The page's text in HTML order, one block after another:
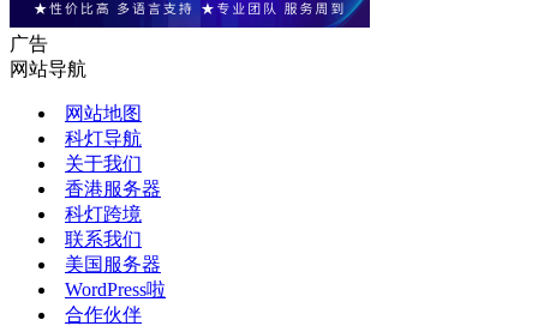
广告
网站导航
网站地图
科灯导航
关于我们
香港服务器
科灯跨境
联系我们
美国服务器
WordPress啦
合作伙伴